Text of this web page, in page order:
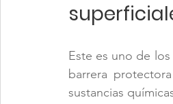
Este es uno de
barrera
sustancias